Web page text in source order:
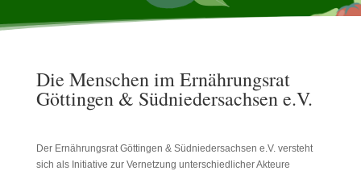
Die Menschen im Ernährungsrat
Göttingen & Südniedersachsen e.V.
Der Ernährungsrat Göttingen & Südniedersachsen e.V. versteht
sich als Initiative zur Vernetzung unterschiedlicher Akteure